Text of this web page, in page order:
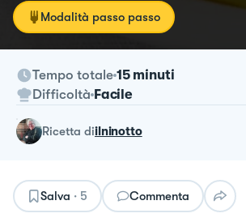
Modalità passo passo
Tempo totale 15 minuti
Difficoltà Facile
ricetta diilninotto
Salva · 5 Commenta